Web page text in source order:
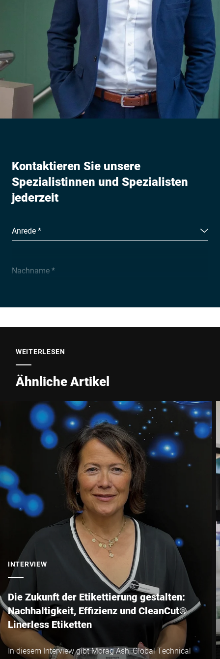
Kontaktieren Sie unsere
Spezialistinnen und Spezialisten
jederzeit
Anrede *
Nachname *
Unternehmen *
E-Mail *
Straße *
PLZ *
Stadt *
Land *
WEITERLESEN
Ähnliche Artikel
INTERVIEW
Die Zukunft der Etikettierung gestalten:
Nachhaltigkeit, Effizienz und CleanCut®
Linerless Etiketten
In diesem Interview gibt Morag Ash, Global Technical